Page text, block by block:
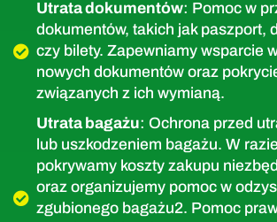
Utrata dokumentów: Pomoc w
dokumentów, takich jak paszport,
czy bilety. Zapewniamy wsparcie
nowych dokumentów oraz
związanych z ich wymianą.
Utrata bagażu: Ochrona przed
lub uszkodzeniem bagażu. W
pokrywamy koszty zakupu
oraz organizujemy pomoc w
zgubionego bagażu2. Pomoc